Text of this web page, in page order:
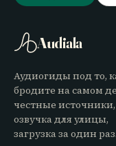
Audiala
Аудиогиды под то,
бродите на самом
честные источники,
озвучка для улицы,
загрузка за один раз.